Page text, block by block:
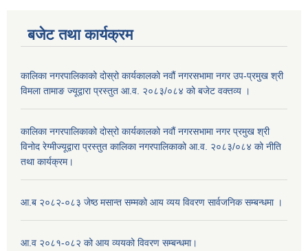
बजेट तथा कार्यक्रम
कालिका नगरपालिकाको दोस्रो कार्यकालको नवौं नगरसभामा नगर उप-प्रमुख श्री
विमला तामाङ ज्यूद्वारा प्रस्तुत आ.व. २०८३/०८४ को बजेट वक्तव्य ।
कालिका नगरपालिकाको दोस्रो कार्यकालको नवौं नगरसभामा नगर प्रमुख श्री
विनोद रेग्मीज्यूद्वारा प्रस्तुत कालिका नगरपालिकाको आ.व. २०८३/०८४ को नीति
तथा कार्यक्रम।
आ.ब २०८२-०८३ जेष्ठ मसान्त सम्मको आय व्यय विवरण सार्वजनिक सम्बन्धमा ।
आ.व २०८१-०८२ को आय व्ययको विवरण सम्बन्धमा।